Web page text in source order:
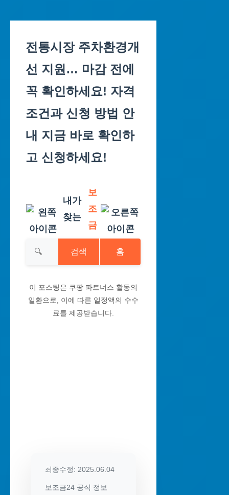
content
전통시장 주차환경개
선 지원… 마감 전에
꼭 확인하세요! 자격
조건과 신청 방법 안
내 지금 바로 확인하
고 신청하세요!
내가
찾는
보
조
금
검색 홈
이 포스팅은 쿠팡 파트너스 활동의
일환으로, 이에 따른 일정액의 수수
료를 제공받습니다.
최종수정: 2025.06.04
보조금24 공식 정보